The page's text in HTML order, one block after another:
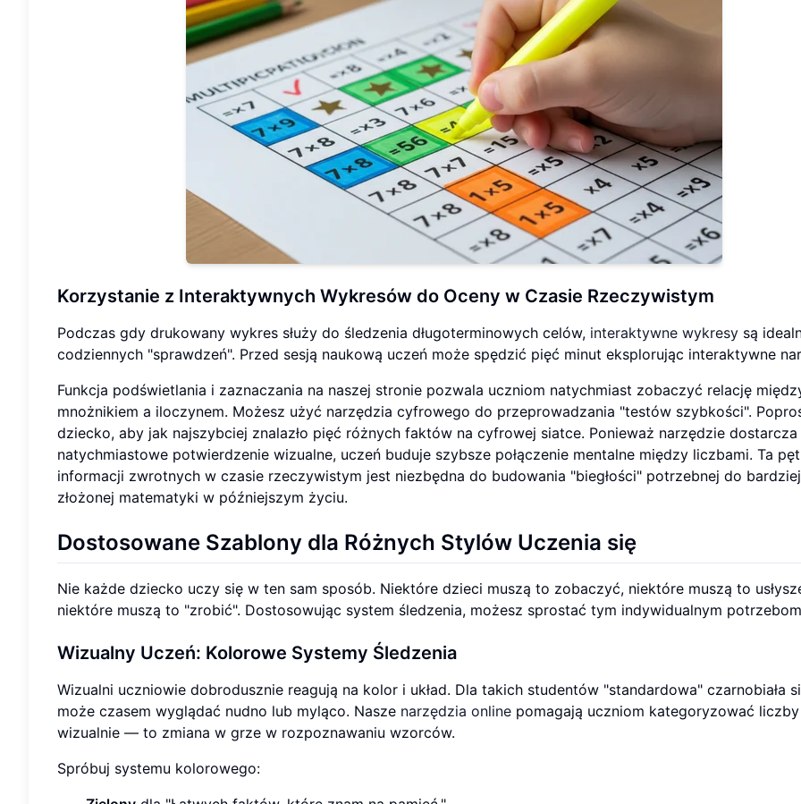
Korzystanie z Interaktywnych Wykresów do Oceny w Czasie Rzeczywistym
Podczas gdy drukowany wykres służy do śledzenia długoterminowych celów, interaktywne wykresy są
codziennych "sprawdzeń". Przed sesją naukową uczeń może spędzić pięć minut eksplorując interaktywne
Funkcja podświetlania i zaznaczania na naszej stronie pozwala uczniom natychmiast zobaczyć relację
mnożnikiem a iloczynem. Możesz użyć narzędzia cyfrowego do przeprowadzania "testów szybkości".
dziecko, aby jak najszybciej znalazło pięć różnych faktów na cyfrowej siatce. Ponieważ narzędzie dostarcza
natychmiastowe potwierdzenie wizualne, uczeń buduje szybsze połączenie mentalne między liczbami. Ta
informacji zwrotnych w czasie rzeczywistym jest niezbędna do budowania "biegłości" potrzebnej do bardziej
złożonej matematyki w późniejszym życiu.
Dostosowane Szablony dla Różnych Stylów Uczenia się
Nie każde dziecko uczy się w ten sam sposób. Niektóre dzieci muszą to zobaczyć, niektóre muszą to
niektóre muszą to "zrobić". Dostosowując system śledzenia, możesz sprostać tym indywidualnym
Wizualny Uczeń: Kolorowe Systemy Śledzenia
Wizualni uczniowie dobrodusznie reagują na kolor i układ. Dla takich studentów "standardowa" czarnobiała
może czasem wyglądać nudno lub myląco. Nasze narzędzia online pomagają uczniom kategoryzować liczby
wizualnie — to zmiana w grze w rozpoznawaniu wzorców.
Spróbuj systemu kolorowego: